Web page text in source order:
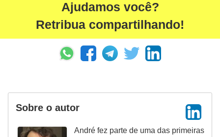
Ajudamos você?
Retribua compartilhando!
Sobre o autor
André fez parte de uma das primeiras